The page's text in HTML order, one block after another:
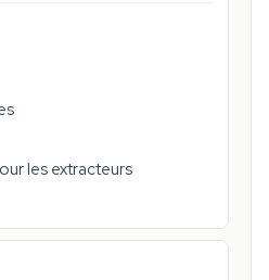
les extracteurs